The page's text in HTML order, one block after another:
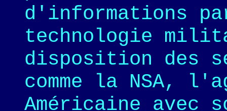
d'informations
technologie
disposition des
comme la NSA,
Américaine avec